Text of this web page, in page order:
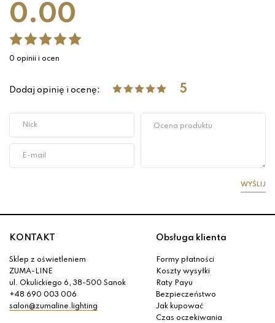
0.00
0 opinii i ocen
Dodaj opinię i ocenę: 5
WYŚLIJ
KONTAKT
Sklep z oświetleniem
ZUMA-LINE
ul. Okulickiego 6, 38-500 Sanok
+48 690 003 006
salon@zumaline.lighting
Obsługa klienta
Formy płatności
Koszty wysyłki
Raty Payu
Bezpieczeństwo
Jak kupować
Czas oczekiwania